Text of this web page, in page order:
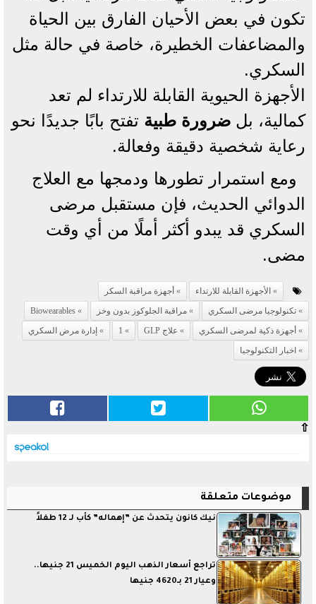
تكون في بعض الأحيان الفارق بين الحياة
والمضاعفات الخطيرة، خاصة في حالة مثل
السكري.
الأجهزة الحيوية القابلة للارتداء لم تعد
كمالية، بل ضرورة طبية تفتح بابًا جديدًا نحو
رعاية شخصية دقيقة وفعالة.
ومع استمرار تطورها ودمجها مع العلاج
الدوائي الحديث، فإن مستقبل مرضى
السكري قد يبدو أكثر أملًا من أي وقت
مضى.
الأجهزة القابلة للارتداء
أجهزة مراقبة السكر
تكنولوجيا مرضى السكري
مراقبة الجلوكوز بدون وخز
Biowearables
أجهزة ذكية لمرضى السكري
علاج GLP 1
إدارة مرض السكري
اخبار التكنولوجيا
⇧
موضوعات متعلقة
نيك كانون يتحدث عن ”إهماله” كأب لـ 12 طفلاً
تراجع أسعار الذهب اليوم الخميس 21 جنيها..
وعيار 21 بـ4620 جنيها